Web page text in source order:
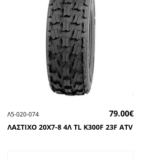
ΛΑΣΤΙΧΟ 20Χ7-8 4Λ TL K300F 23F ATV
Λ5-020-074 79.00€